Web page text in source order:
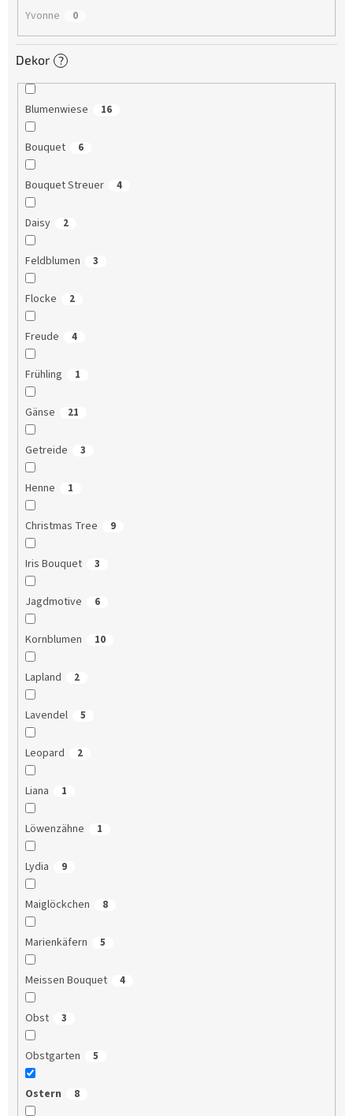
Yvonne 0
Dekor ?
Blumenwiese 16
Bouquet 6
Bouquet Streuer 4
Daisy 2
Feldblumen 3
Flocke 2
Freude 4
Frühling 1
Gänse 21
Getreide 3
Henne 1
Christmas Tree 9
Iris Bouquet 3
Jagdmotive 6
Kornblumen 10
Lapland 2
Lavendel 5
Leopard 2
Liana 1
Löwenzähne 1
Lydia 9
Maiglöckchen 8
Marienkäfern 5
Meissen Bouquet 4
Obst 3
Obstgarten 5
Ostern 8